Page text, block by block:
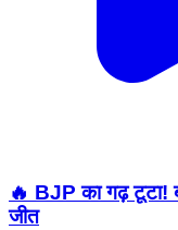
🔥 BJP का गढ़ टूटा!
जीत